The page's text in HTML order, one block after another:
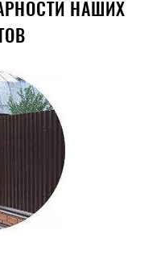
НАШИХ